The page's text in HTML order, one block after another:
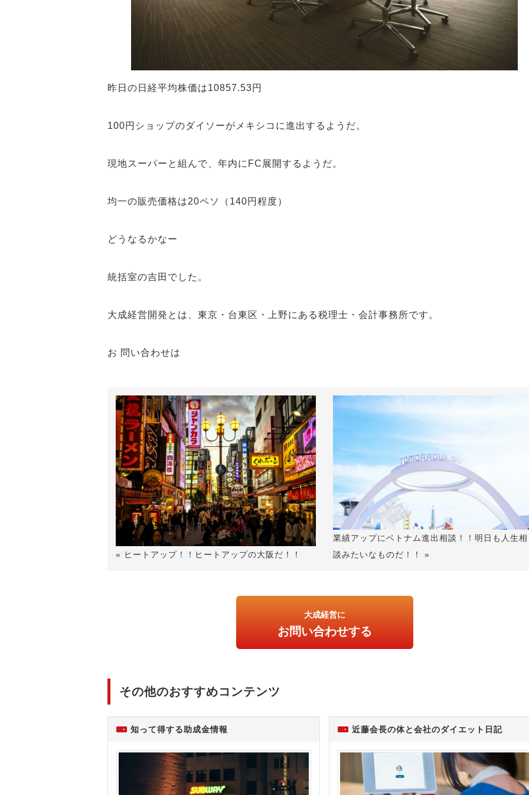
昨日の日経平均株価は10857.53円
100円ショップのダイソーがメキシコに進出するようだ。
現地スーパーと組んで、年内にFC展開するようだ。
均一の販売価格は20ペソ（140円程度）
どうなるかなー
統括室の吉田でした。
大成経営開発とは、東京・台東区・上野にある税理士・会計事務所です。
お 問い合わせは
« ヒートアップ！！ヒートアップの大阪だ！！
業績アップにベトナム進出相談！！明日も人生相
談みたいなものだ！！ »
大成経営に
お問い合わせする
その他のおすすめコンテンツ
知って得する助成金情報 近藤会長の体と会社のダイエット日記